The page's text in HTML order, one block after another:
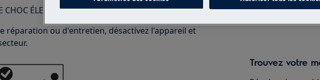
CHOC ÉLECTRIQUE
réparation ou d'entretien, désactivez l'appareil et
Réserver une
Trouvez votre